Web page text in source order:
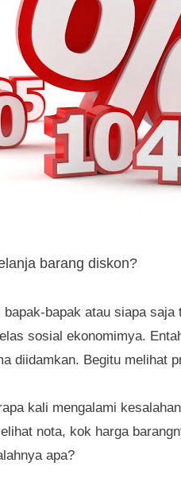
barang diskon?
bapak atau siapa
sosial ekonomimya.
diidamkan. Begitu melihat
kali mengalami
nota, kok harga
apa?